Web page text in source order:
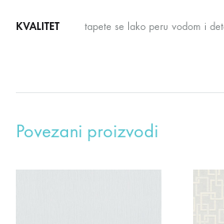
KVALITET tapete se lako peru vodom i
Povezani proizvodi